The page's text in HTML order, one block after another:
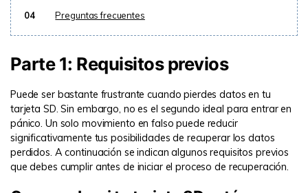
04
Preguntas frecuentes
Parte 1: Requisitos previos
Puede ser bastante frustrante cuando pierdes datos en tu
tarjeta SD. Sin embargo, no es el segundo ideal para entrar en
pánico. Un solo movimiento en falso puede reducir
significativamente tus posibilidades de recuperar los datos
perdidos. A continuación se indican algunos requisitos previos
que debes cumplir antes de iniciar el proceso de recuperación.